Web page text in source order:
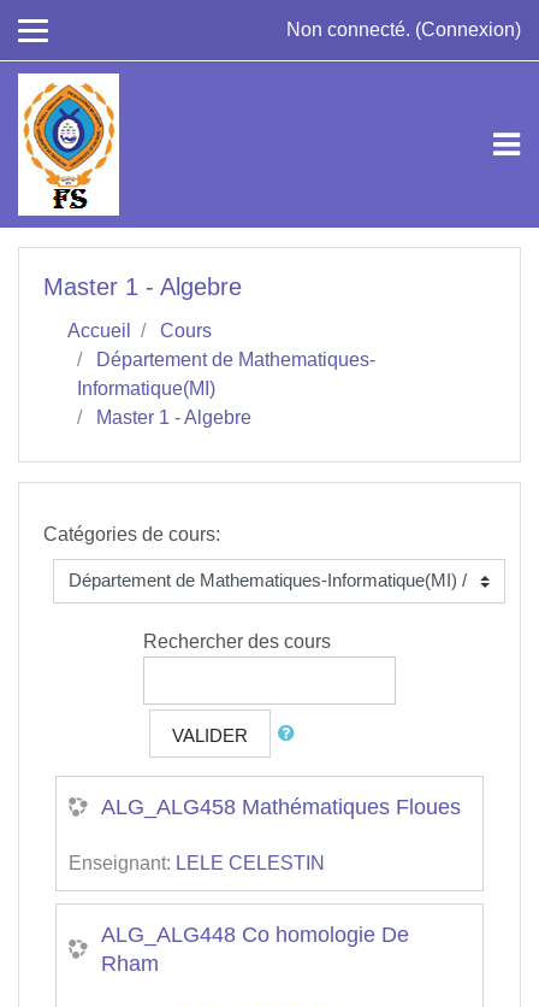
Non connecté. (Connexion)
Master 1 - Algebre
Accueil
Cours
Département de Mathematiques-
Informatique(MI)
Master 1 - Algebre
Catégories de cours:
Rechercher des cours
VALIDER
ALG_ALG458 Mathématiques Floues
Enseignant: LELE CELESTIN
ALG_ALG448 Co homologie De
Rham